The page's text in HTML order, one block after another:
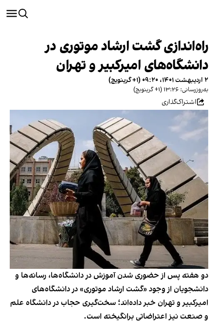
راه‌اندازی گشت ارشاد موتوری در
دانشگاه‌های امیرکبیر و تهران
۲ اردیبهشت ۱۴۰۱، ۰۹:۲۰ (‎+۱ گرینویچ)
به‌روزرسانی: ۱۳:۲۶ (‎+۱ گرینویچ)
اشتراک‌گذاری
دو هفته پس از حضوری شدن آموزش در دانشگاه‌ها، رسانه‌ها و
دانشجویان از وجود «گشت ارشاد موتوری» در دانشگاه‌های
امیرکبیر و تهران خبر داده‌اند؛ سخت‌گیری حجاب در دانشگاه علم
و صنعت نیز اعتراضاتی برانگیخته است.